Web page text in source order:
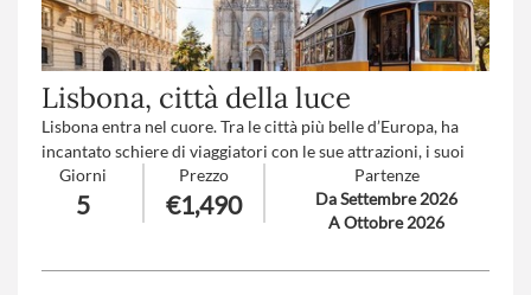
Lisbona, città della luce
Lisbona entra nel cuore. Tra le città più belle d’Europa, ha
incantato schiere di viaggiatori con le sue attrazioni, i suoi
palazzi e i suoi quartieri.
Come scrisse uno dei suoi figli più illustri, Fernando Pessoa:
«non ci sono per me fiori che siano pari a quelli che vedo a
Giorni
5
Prezzo
€1,490
Partenze
Da Settembre 2026
A Ottobre 2026